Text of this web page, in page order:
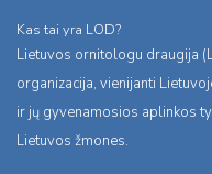
Kas tai yra LOD?
Lietuvos ornitologu draugija
organizacija, vienijanti
ir jų gyvenamosios aplinkos
Lietuvos žmones.